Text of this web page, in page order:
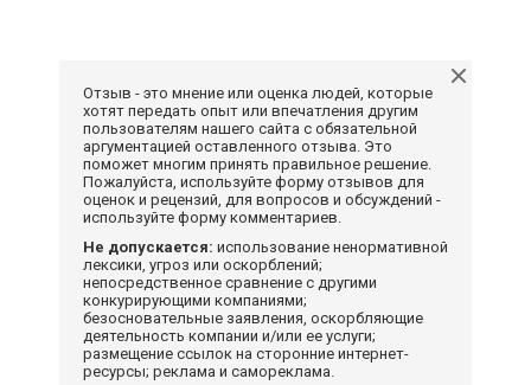
Отзыв - это мнение или оценка людей, которые
хотят передать опыт или впечатления другим
пользователям нашего сайта с обязательной
аргументацией оставленного отзыва. Это
поможет многим принять правильное решение.
Пожалуйста, используйте форму отзывов для
оценок и рецензий, для вопросов и обсуждений -
используйте форму комментариев.
Не допускается: использование ненормативной
лексики, угроз или оскорблений;
непосредственное сравнение с другими
конкурирующими компаниями;
безосновательные заявления, оскорбляющие
деятельность компании и/или ее услуги;
размещение ссылок на сторонние интернет-
ресурсы; реклама и самореклама.